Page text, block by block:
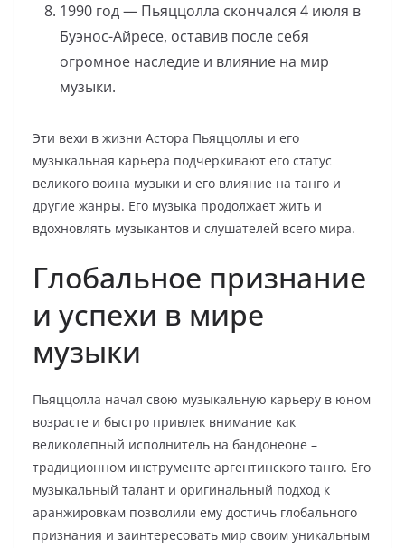
1990 год — Пьяццолла скончался 4 июля в
Буэнос-Айресе, оставив после себя
огромное наследие и влияние на мир
музыки.
Эти вехи в жизни Астора Пьяццоллы и его
музыкальная карьера подчеркивают его статус
великого воина музыки и его влияние на танго и
другие жанры. Его музыка продолжает жить и
вдохновлять музыкантов и слушателей всего мира.
Глобальное признание
и успехи в мире
музыки
Пьяццолла начал свою музыкальную карьеру в юном
возрасте и быстро привлек внимание как
великолепный исполнитель на бандонеоне –
традиционном инструменте аргентинского танго. Его
музыкальный талант и оригинальный подход к
аранжировкам позволили ему достичь глобального
признания и заинтересовать мир своим уникальным